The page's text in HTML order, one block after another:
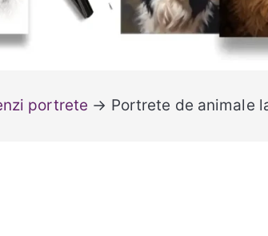
portrete → Portrete de animale